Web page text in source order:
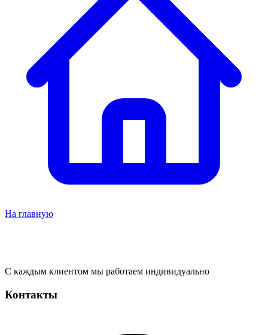
На главную
С каждым клиентом мы работаем индивидуально
Контакты